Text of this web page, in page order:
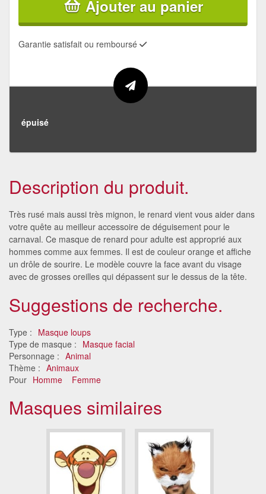
Ajouter au panier
Garantie satisfait ou remboursé
épuisé
Description du produit.
Très rusé mais aussi très mignon, le renard vient vous aider dans
votre quête au meilleur accessoire de déguisement pour le
carnaval. Ce masque de renard pour adulte est approprié aux
hommes comme aux femmes. Il est de couleur orange et affiche
un drôle de sourire. Le modèle couvre la face avant du visage
avec de grosses oreilles qui dépassent sur le dessus de la tête.
Suggestions de recherche.
Type : Masque loups
Type de masque : Masque facial
Personnage : Animal
Thème : Animaux
Pour Homme Femme
Masques similaires